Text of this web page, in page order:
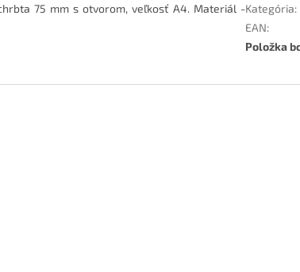
75 mm s otvorom, veľkosť A4. Materiál -Kategória:
EAN:
Položka